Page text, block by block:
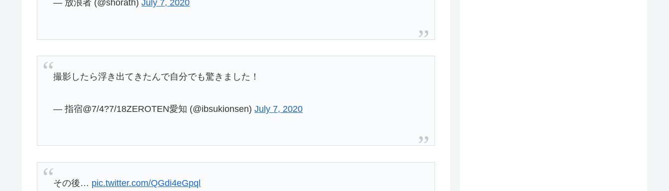
— 放浪者 (@shorath)July 7, 2020
撮影したら浮き出てきたんで自分でも驚きました！
— 指宿@7/4?7/18ZEROTEN愛知 (@ibsukionsen)July 7, 2020
その後… pic.twitter.com/QGdi4eGpql